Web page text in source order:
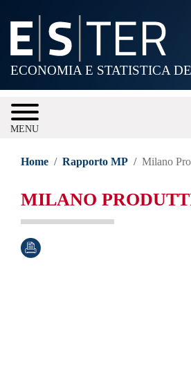
al
ECONOMIA E STATISTICA
MENU
Home Rapporto MP Milano
MILANO